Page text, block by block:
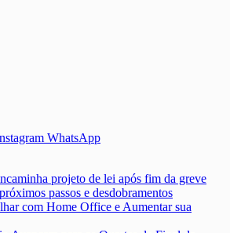
WhatsApp
projeto de lei após fim da greve
passos e desdobramentos
com Home Office e Aumentar sua